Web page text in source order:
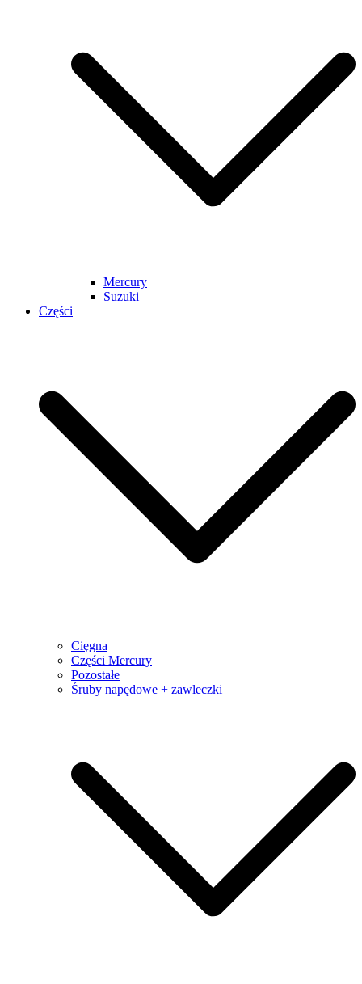
Mercury
Suzuki
Części
Cięgna
Części Mercury
Pozostałe
Śruby napędowe + zawleczki